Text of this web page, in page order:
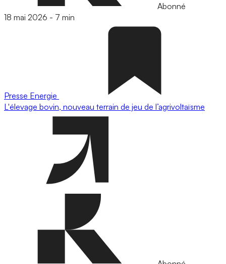
Abonné
18 mai 2026 - 7 min
Presse Energie
L'élevage bovin, nouveau terrain de jeu de l’agrivoltaïsme